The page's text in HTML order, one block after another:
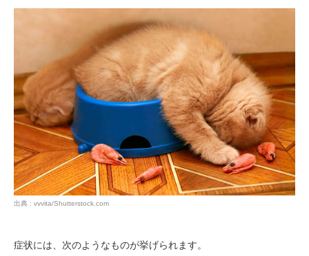
出典 : vvvita/Shutterstock.com
症状には、次のようなものが挙げられます。
pecodogs
いぬ部をフォロー
pecocats
ねこ部をフォロー
アプリをダウンロードする